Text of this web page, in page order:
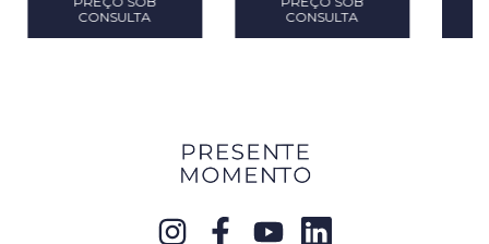
CONSULTA
CONSULTA